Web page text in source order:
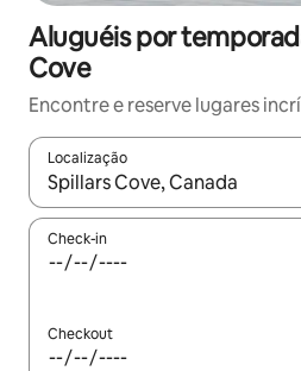
Aluguéis por
Cove
Encontre e reserve lugares
Localização
Quando os resultados
Check-in
Checkout